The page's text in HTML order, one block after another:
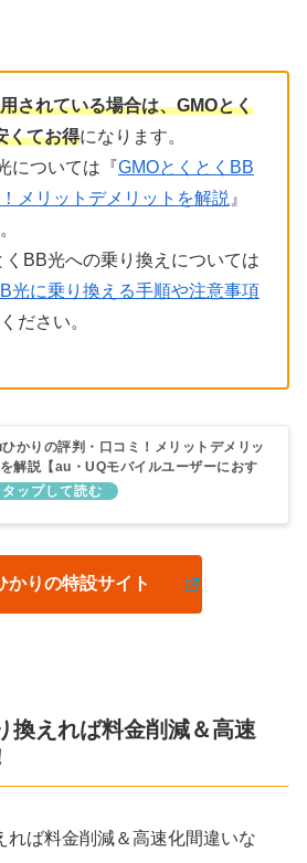
されている場合は、GMOとく
くてお得になります。
については『GMOとくとくBB
メリットデメリットを解説 』
くBB光への乗り換えについては
光に乗り換える手順や注意事項
ださい。
かりの評判・口コミ！メリットデメリッ
を解説【au・UQモバイルユーザーにおす
】
かりの特設サイト
換えれば料金削減＆高速